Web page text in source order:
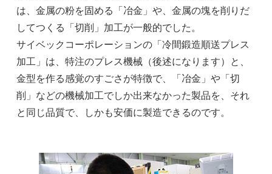
は、金属の粉を固める「冶金」や、金属の塊を削りだ
してつくる「切削」加工が一般的でした。
サイベックコーポレーションの「冷間鍛造順送プレス
加工」は、特注のプレス機械（後述になります）と、
金型を作る感覚のすごさが特徴で、「冶金」や「切
削」などの機械加工でしか出来なかった製品を、それ
と同じ品質で、しかも安価に製造できるのです。